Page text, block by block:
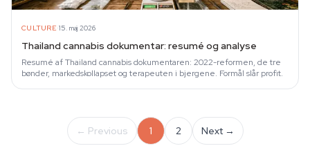
CULTURE·15. maj 2026
Thailand cannabis dokumentar: resumé og analyse
Resumé af Thailand cannabis dokumentaren: 2022-reformen, de tre
bønder, markedskollapset og terapeuten i bjergene. Formål slår profit.
← Previous 1 2 Next →